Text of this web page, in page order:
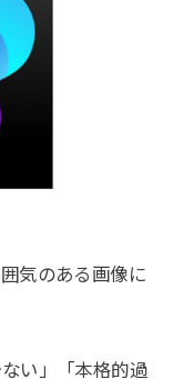
気のある画像に
い」「本格的過